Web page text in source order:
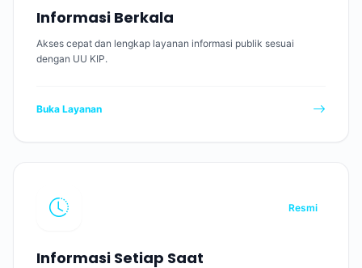
Informasi Berkala
Akses cepat dan lengkap layanan informasi publik sesuai
dengan UU KIP.
Buka Layanan
Resmi
Informasi Setiap Saat